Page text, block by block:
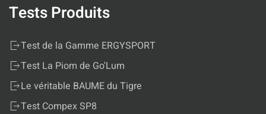
Tests Produits
Test de la Gamme ERGYSPORT
Test La Piom de Go'Lum
Le véritable BAUME du Tigre
Test Compex SP8